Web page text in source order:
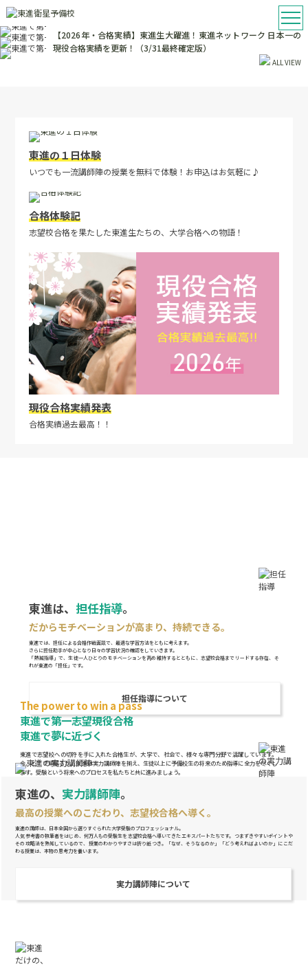
The power to win a pass
東進で第一志望現役合格
東進で夢に近づく
東進で志望校への切符を手に入れた合格生が、大学で、社会で、様々な専門分野で活躍しています。
今、どこで頑張るか。東進は実力講師陣を揃え、生徒以上に予備校生の将来のため指導に全力を尽くし
ます。受験という将来へのプロセスを私たちと共に進みましょう。
年も難関大に続々合格！（3/31最終確定版）
【2026年・合格実績】東進生大躍進！東進ネットワーク 日本一の
現役合格実績を更新！（3/31最終確定版）
ALL VIEW
東進の１日体験
いつでも一流講師陣の授業を無料で体験！お申込はお気軽に♪
合格体験記
志望校合格を果たした東進生たちの、大学合格への物語！
現役合格実績発表
合格実績過去最高！！
東進は、担任指導。
だからモチベーションが高まり、持続できる。
東進では、担任による合格作戦面談で、最適な学習方法をともに考えます。
さらに担任助手が中心となり日々の学習状況の確認をしていきます。
「熱誠指導」で、生徒一人ひとりのモチベーションを高め維持するとともに、志望校合格までリードする存在、そ
れが東進の「担任」です。
担任指導について
東進の、 実力講師陣。
最高の授業へのこだわり、志望校合格へ導く。
東進の講師は、日本全国から選りすぐられた大学受験のプロフェッショナル。
人気参考書の執筆者をはじめ、何万人もの受験生を志望校合格へ導いてきたエキスパートたちです。つまずきやすいポイントや
その攻略法を熟知しているので、授業のわかりやすさは折り紙つき。「なぜ、そうなるのか」「どう考えればよいのか」にこだ
わる授業は、本物の思考力を養います。
実力講師陣について